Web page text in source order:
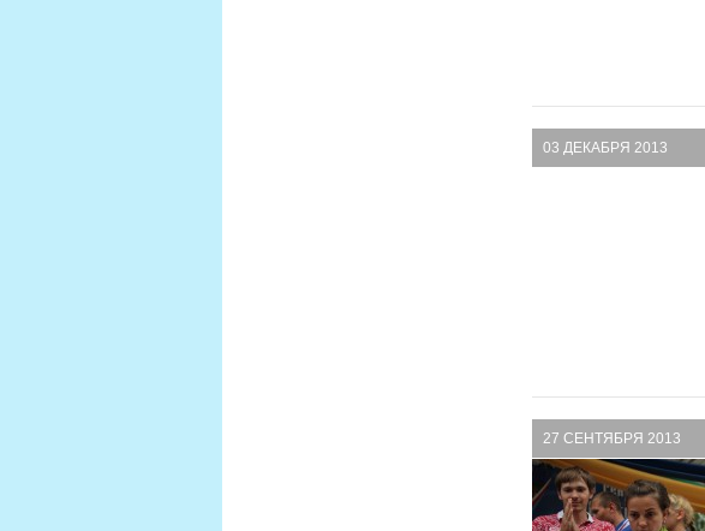
03 ДЕКАБРЯ 2013
27 СЕНТЯБРЯ 2013